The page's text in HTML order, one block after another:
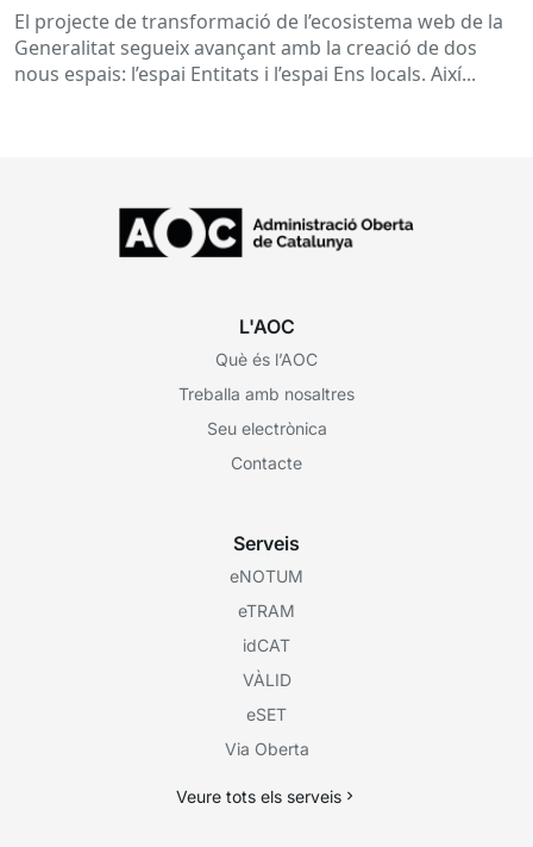
El projecte de transformació de l’ecosistema web de la
Generalitat segueix avançant amb la creació de dos
nous espais: l’espai Entitats i l’espai Ens locals. Així...
L'AOC
Què és l’AOC
Treballa amb nosaltres
Seu electrònica
Contacte
Serveis
eNOTUM
eTRAM
idCAT
VÀLID
eSET
Via Oberta
Veure tots els serveis